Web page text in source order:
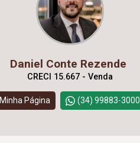
Daniel Conte Rezende
CRECI 15.667 - Venda
Minha Página (34) 99883-3000